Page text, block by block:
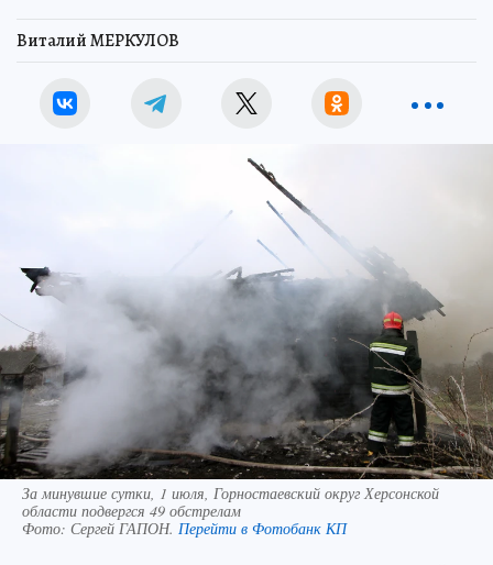
Виталий МЕРКУЛОВ
За минувшие сутки, 1 июля, Горностаевский округ Херсонской
области подвергся 49 обстрелам
Фото: Сергей ГАПОН. Перейти в Фотобанк КП